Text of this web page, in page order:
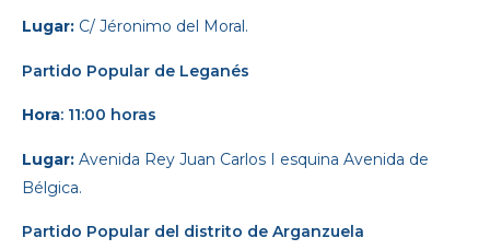
Lugar: C/ Jéronimo del Moral.
Partido Popular de Leganés
Hora: 11:00 horas
Lugar: Avenida Rey Juan Carlos I esquina Avenida de
Bélgica.
Partido Popular del distrito de Arganzuela